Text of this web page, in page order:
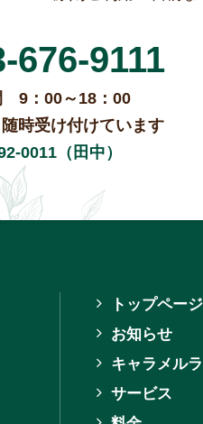
676-9111
9：00～18：00
時受け付けています
0011（田中）
トップページ
お知らせ
キャラメル
サービス